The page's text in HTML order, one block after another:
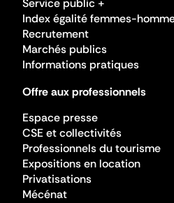
Service public +
Index égalité femmes-
Recrutement
Marchés publics
Informations pratiques
Offre aux professionnels
Espace presse
CSE et collectivités
Professionnels du tourisme
Expositions en location
Privatisations
Mécénat